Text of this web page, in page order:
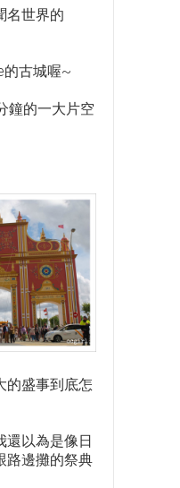
名世界的
的古城喔~
鐘的一大片空
的盛事到底怎
還以為是像日
路邊攤的祭典